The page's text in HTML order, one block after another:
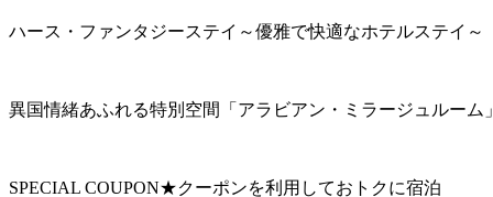
ハース・ファンタジーステイ～優雅で快適なホテルステイ～
異国情緒あふれる特別空間「アラビアン・ミラージュルーム
SPECIAL COUPON★クーポンを利用しておトクに宿泊